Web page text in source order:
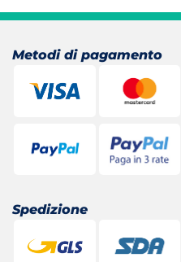
Metodi di pagamento
Spedizione